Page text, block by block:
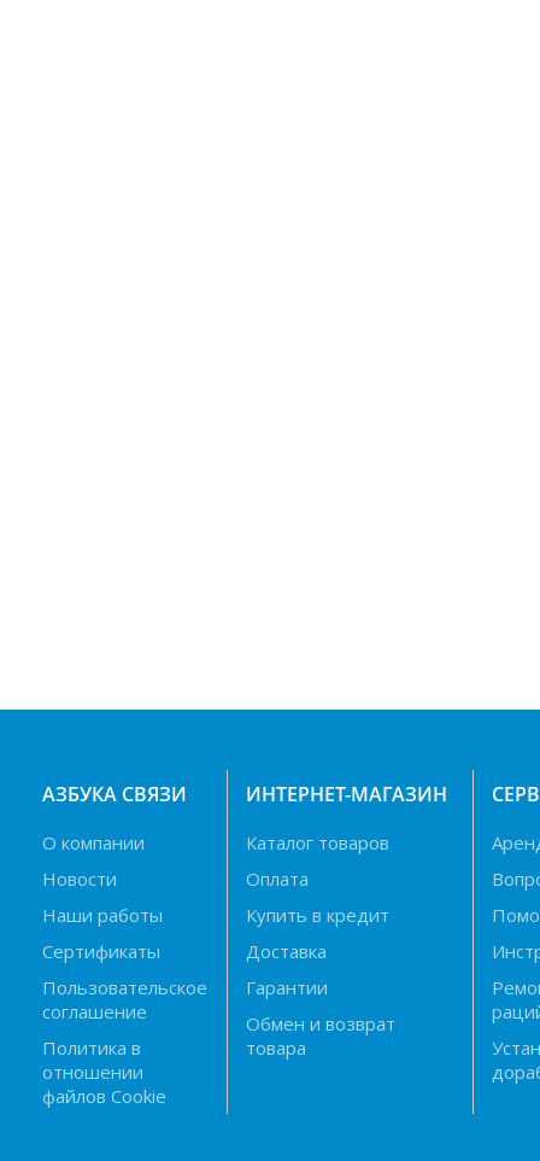
АЗБУКА СВЯЗИ
О компании
Новости
Наши работы
Сертификаты
Пользовательское
соглашение
Политика в
отношении
файлов Cookie
ИНТЕРНЕТ-МАГАЗИН
Каталог товаров
Оплата
Купить в кредит
Доставка
Гарантии
Обмен и возврат
товара